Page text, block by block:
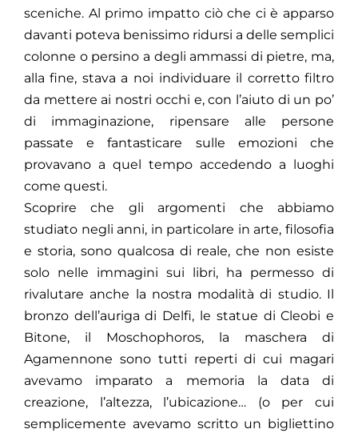
sceniche. Al primo impatto ciò che ci è apparso
davanti poteva benissimo ridursi a delle semplici
colonne o persino a degli ammassi di pietre, ma,
alla fine, stava a noi individuare il corretto filtro
da mettere ai nostri occhi e, con l’aiuto di un po’
di immaginazione, ripensare alle persone
passate e fantasticare sulle emozioni che
provavano a quel tempo accedendo a luoghi
come questi.
Scoprire che gli argomenti che abbiamo
studiato negli anni, in particolare in arte, filosofia
e storia, sono qualcosa di reale, che non esiste
solo nelle immagini sui libri, ha permesso di
rivalutare anche la nostra modalità di studio. Il
bronzo dell’auriga di Delfi, le statue di Cleobi e
Bitone, il Moschophoros, la maschera di
Agamennone sono tutti reperti di cui magari
avevamo imparato a memoria la data di
creazione, l’altezza, l’ubicazione… (o per cui
semplicemente avevamo scritto un bigliettino